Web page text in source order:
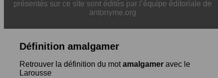
présentés sur ce site sont édités par l’équipe éditoriale de
antonyme.org
Définition amalgamer
Retrouver la définition du motamalgamer avec le
Larousse